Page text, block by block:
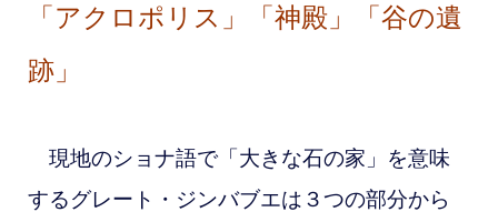
「アクロポリス」「神殿」「谷の遺
跡」
現地のショナ語で「大きな石の家」を意味
するグレート・ジンバブエは３つの部分から